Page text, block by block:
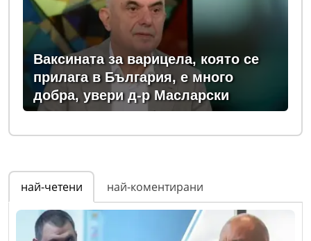
Ваксината за варицела, която се
прилага в България, е много
добра, увери д-р Масларски
най-четени най-коментирани